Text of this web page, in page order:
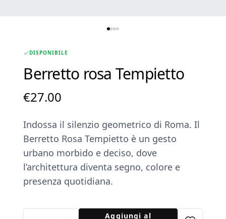
DISPONIBILE
Berretto rosa Tempietto
€27.00
Indossa il silenzio geometrico di Roma. Il
Berretto Rosa Tempietto è un gesto
urbano morbido e deciso, dove
l’architettura diventa segno, colore e
presenza quotidiana.
Aggiungi al